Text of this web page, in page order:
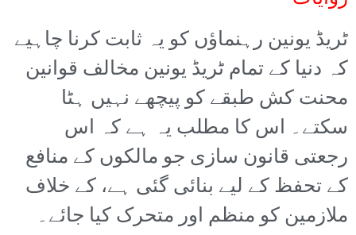
ٹریڈ یونین رہنماؤں کو یہ ثابت کرنا چاہیے
کہ دنیا کے تمام ٹریڈ یونین مخالف قوانین
محنت کش طبقے کو پیچھے نہیں ہٹا
سکتے۔ اس کا مطلب یہ ہے کہ اس
رجعتی قانون سازی جو مالکوں کے منافع
کے تحفظ کے لیے بنائی گئی ہے، کے خلاف
ملازمین کو منظم اور متحرک کیا جائے۔